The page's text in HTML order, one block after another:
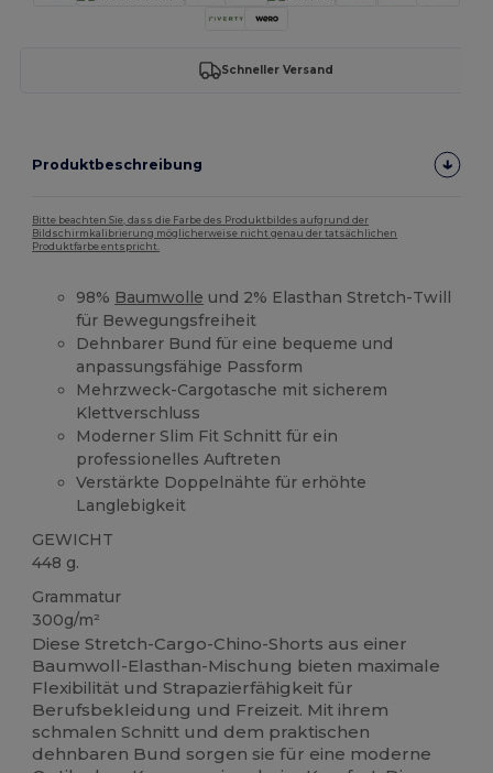
Schneller Versand
Produktbeschreibung
Bitte beachten Sie, dass die Farbe des Produktbildes aufgrund der
Bildschirmkalibrierung möglicherweise nicht genau der tatsächlichen
Produktfarbe entspricht.
98% Baumwolle und 2% Elasthan Stretch-Twill
für Bewegungsfreiheit
Dehnbarer Bund für eine bequeme und
anpassungsfähige Passform
Mehrzweck-Cargotasche mit sicherem
Klettverschluss
Moderner Slim Fit Schnitt für ein
professionelles Auftreten
Verstärkte Doppelnähte für erhöhte
Langlebigkeit
GEWICHT
448 g.
Grammatur
300g/m²
Diese Stretch-Cargo-Chino-Shorts aus einer
Baumwoll-Elasthan-Mischung bieten maximale
Flexibilität und Strapazierfähigkeit für
Berufsbekleidung und Freizeit. Mit ihrem
schmalen Schnitt und dem praktischen
dehnbaren Bund sorgen sie für eine moderne